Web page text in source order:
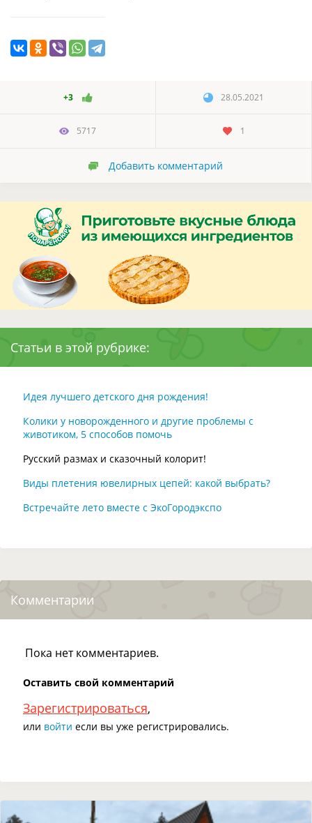
+3 28.05.2021
5717 1
Добавить комментарий
Статьи в этой рубрике:
Идея лучшего детского дня рождения!
Колики у новорожденного и другие проблемы с
животиком, 5 способов помочь
Русский размах и сказочный колорит!
Виды плетения ювелирных цепей: какой выбрать?
Встречайте лето вместе с ЭкоГородэкспо
Комментарии
Пока нет комментариев.
Оставить свой комментарий
Зарегистрироваться,
или войти если вы уже регистрировались.